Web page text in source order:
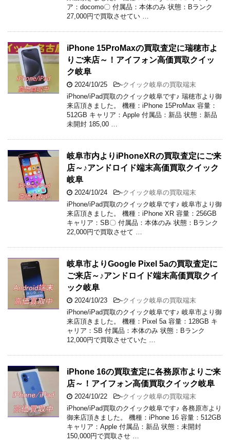
ア：docomo〇 付属品：本体のみ 状態：Bランク
27,000円で買取させてい …
iPhone 15ProMaxの買取査定に瑞穂市よ
りご来店～！アイフォン高価買取クイッ
ク岐阜
2024/10/25 -クイック岐阜の買取端末
iPhone/iPad買取のクイック岐阜です♪ 瑞穂市より御
来店頂きました。 機種：iPhone 15ProMax 容量：
512GB キャリア：Apple 付属品：新品 状態：新品
未開封 185,00 …
岐阜市内よりiPhoneXRの買取査定にご来
店～♪アンドロイド端末高価買取クイック
岐阜
2024/10/24 -クイック岐阜の買取端末
iPhone/iPad買取のクイック岐阜です♪ 岐阜市より御
来店頂きました。 機種：iPhone XR 容量：256GB
キャリア：SB〇 付属品：本体のみ 状態：Bランク
22,000円で買取させて …
岐阜市よりGoogle Pixel 5aの買取査定に
ご来店～♪アンドロイド端末高価買取クイ
ック岐阜
2024/10/23 -クイック岐阜の買取端末
iPhone/iPad買取のクイック岐阜です♪ 岐阜市より御
来店頂きました。 機種：Pixel 5a 容量：128GB キ
ャリア：SB 付属品：本体のみ 状態：Bランク
12,000円で買取させていた …
iPhone 16の買取査定に各務原市よりご来
店～！アイフォン高価買取クイック岐阜
2024/10/22 -クイック岐阜の買取端末
iPhone/iPad買取のクイック岐阜です♪ 各務原市より
御来店頂きました。 機種：iPhone 16 容量：512GB
キャリア：Apple 付属品：新品 状態：未開封
150,000円で買取させ …